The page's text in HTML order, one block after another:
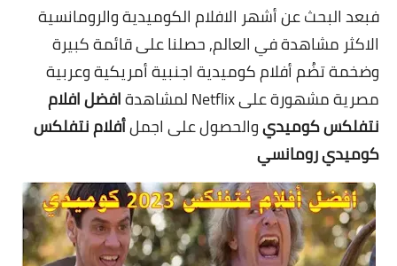
فبعد البحث عن أشهر الافلام الكوميدية والرومانسية
الاكثر مشاهدة في العالم, حصلنا على قائمة كبيرة
وضخمة تضُمأفلام كوميدية اجنبية أمريكية وعربية
مصرية مشهورة على Netflix لمشاهدة
افضل افلام
نتفلكس كوميديوالحصول على اجملأفلام نتفلكس
كوميدي رومانسي